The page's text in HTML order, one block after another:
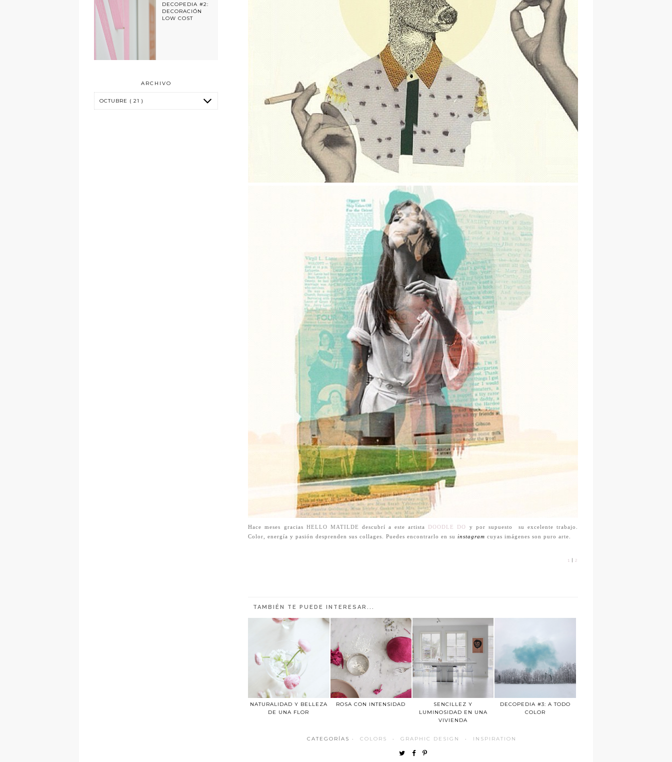
Hace meses gracias HELLO MATILDE descubrí a este artista DOODLE DO
y por supuesto su excelente trabajo.
Color, energía y pasión desprenden sus collages. Puedes encontrarlo en suinstagram cuyas imágenes son puro arte.
1 2
TAMBIÉN TE PUEDE INTERESAR...
NATURALIDAD Y BELLEZA
DE UNA FLOR
ROSA CON INTENSIDAD
SENCILLEZ Y
LUMINOSIDAD EN UNA
VIVIENDA
DECOPEDIA #3: A TODO
COLOR
CATEGORÍAS · COLORS · GRAPHIC DESIGN · INSPIRATION
DECOPEDIA #2:
DECORACIÓN
LOW COST
ARCHIVO